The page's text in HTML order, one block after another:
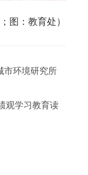
图：教育处）
环境研究所
观学习教育读